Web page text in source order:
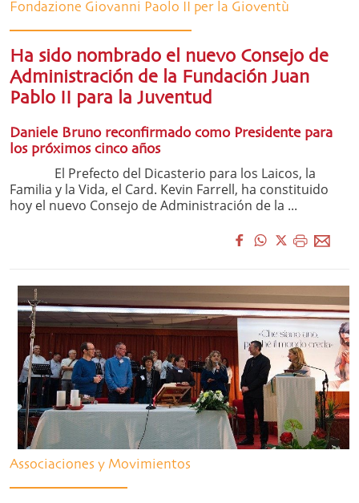
Fondazione Giovanni Paolo II per la Gioventù
Ha sido nombrado el nuevo Consejo de
Administración de la Fundación Juan
Pablo II para la Juventud
Daniele Bruno reconfirmado como Presidente para
los próximos cinco años
El Prefecto del Dicasterio para los Laicos, la
Familia y la Vida, el Card. Kevin Farrell, ha constituido
hoy el nuevo Consejo de Administración de la ...
Associaciones y Movimientos